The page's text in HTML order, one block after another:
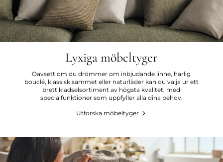
Lyxiga möbeltyger
Oavsett om du drömmer om inbjudande linne, härlig
bouclé, klassisk sammet eller naturläder kan du välja ur ett
brett klädselsortiment av högsta kvalitet, med
specialfunktioner som uppfyller alla dina behov.
Utforska möbeltyger